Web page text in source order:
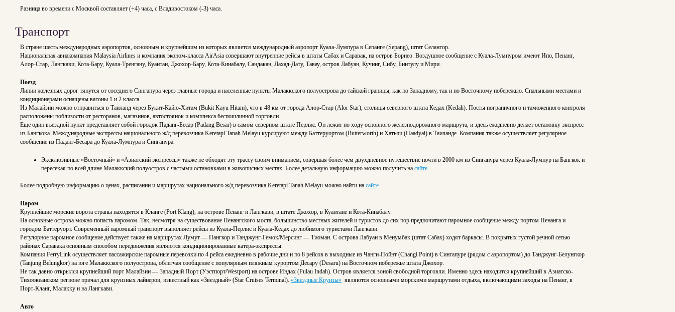
Разница во времени с Москвой составляет (+4) часа, с Владивостоком (-3) часа.
Транспорт
В стране шесть международных аэропортов, основным и крупнейшим из которых является международный аэропорт Куала-Лумпура в Сепанге (Sepang), штат Селангор.
Национальная авиакомпания Malaysia Airlines и компания эконом-класса AirAsia совершают внутренние рейсы в штаты Сабах и Саравак, на остров Борнео. Воздушное сообщение с Куала-Лумпуром имеют Ипо, Пенанг,
Алор-Стар, Лангкави, Кота-Бару, Куала-Тренгану, Куантан, Джохор-Бару, Кота-Кинабалу, Сандакан, Лахад-Дату, Тавау, остров Лабуан, Кучинг, Сибу, Бинтулу и Мири.
Поезд
Линии железных дорог тянутся от соседнего Сингапура через главные города и населенные пункты Малаккского полуострова до тайской границы, как по Западному, так и по Восточному побережью. Спальными местами и
кондиционерами оснащены вагоны 1 и 2 класса.
Из Малайзии можно отправиться в Таиланд через Букит-Кайю-Хитам (Bukit Kayu Hitam), что в 48 км от города Алор-Стар (Alor Star), столицы северного штата Кедах (Kedah). Посты пограничного и таможенного контроля
расположены поблизости от ресторанов, магазинов, автостоянок и комплекса беспошлинной торговли.
Еще один въездной пункт представляет собой городок Паданг-Бесар (Padang Besar) в самом северном штате Перлис. Он лежит по ходу основного железнодорожного маршрута, и здесь ежедневно делает остановку экспресс
из Бангкока. Международные экспрессы национального ж/д перевозчика Keretapi Tanah Melayu курсируют между Баттеруортом (Butterworth) и Хатьяи (Haadyai) в Таиланде. Компания также осуществляет регулярное
сообщение из Паданг-Бесара до Куала-Лумпура и Сингапура.
Эксклюзивные «Восточный» и «Азиатский экспрессы» также не обходят эту трассу своим вниманием, совершая более чем двухдневное путешествие почти в 2000 км из Сингапура через Куала-Лумпур на Бангкок и
пересекая по всей длине Малаккский полуостров с частыми остановками в живописных местах. Более детальную информацию можно получить на сайте.
Более подробную информацию о ценах, расписании и маршрутах национального ж/д перевозчика Keretapi Tanah Melayu можно найти на сайте
Паром
Крупнейшие морские ворота страны находятся в Кланге (Port Klang), на острове Пенанг и Лангкави, в штате Джохор, в Куантане и Кота-Кинабалу.
На основные острова можно попасть паромом. Так, несмотря на существование Пенангского моста, большинство местных жителей и туристов до сих пор предпочитают паромное сообщение между портом Пенанга и
городом Баттеруорт. Современный паромный транспорт выполняет рейсы из Куала-Перлис и Куала-Кедах до любимого туристами Лангкави.
Регулярное паромное сообщение действует также на маршрутах Лумут — Пангкор и Танджунг-Гемок/Мерсинг — Тиоман. С острова Лабуан в Менумбак (штат Сабах) ходят баркасы. В покрытых густой речной сетью
районах Саравака основным способом передвижения являются кондиционированные катера-экспрессы.
Компания FerryLink осуществляет пассажирские паромные перевозки по 4 рейса ежедневно в рабочие дни и по 8 рейсов в выходные из Чанги-Пойнт (Changi Point) в Сингапуре (рядом с аэропортом) до Танджунг-Белунгкор
(Tanjung Belungkor) на юге Малаккского полуострова, облегчая сообщение с популярным пляжным курортом Десару (Desaru) на Восточном побережье штата Джохор.
Не так давно открылся крупнейший порт Малайзии — Западный Порт (Уэстпорт/Westport) на острове Индах (Pulau Indah). Остров является зоной свободной торговли. Именно здесь находится крупнейший в Азиатско-
Тихоокеанском регионе причал для круизных лайнеров, известный как «Звездный» (Star Cruises Terminal). «Звездные Круизы» являются основными морскими маршрутами отдыха, включающими заходы на Пенанг, в
Порт-Кланг, Малакку и на Лангкави.
Авто